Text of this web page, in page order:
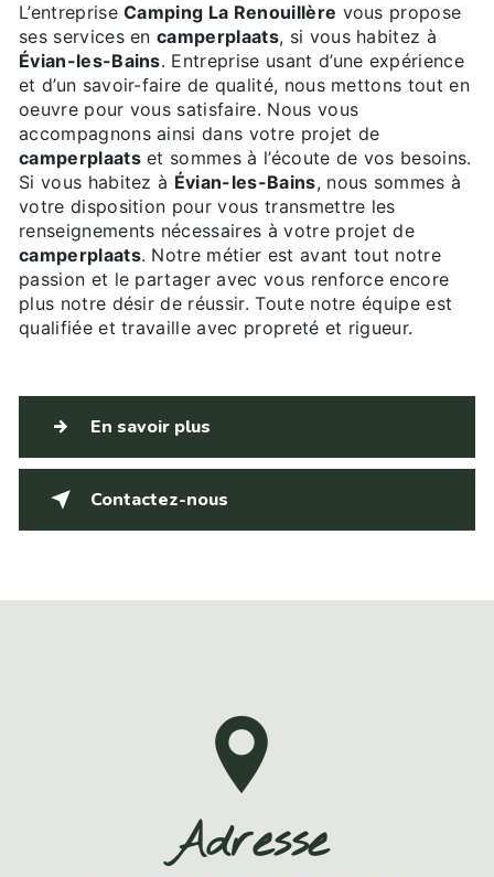
L’entrepriseCamping La Renouillère vous propose
ses services encamperplaats, si vous habitez à
Évian-les-Bains. Entreprise usant d’une expérience
et d’un savoir-faire de qualité, nous mettons tout en
oeuvre pour vous satisfaire. Nous vous
accompagnons ainsi dans votre projet de
camperplaatset sommes à l’écoute de vos besoins.
Si vous habitez à Évian-les-Bains, nous sommes à
votre disposition pour vous transmettre les
renseignements nécessaires à votre projet de
camperplaats. Notre métier est avant tout notre
passion et le partager avec vous renforce encore
plus notre désir de réussir. Toute notre équipe est
qualifiée et travaille avec propreté et rigueur.
En savoir plus
Contactez-nous
Adresse